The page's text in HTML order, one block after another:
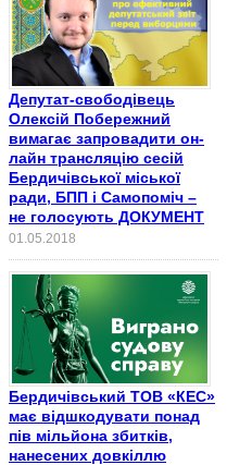
Депутат-свободівець
Олексій Побережний
вимагає запровадити он-
лайн трансляцію сесій
Бердичівської міської
ради, БПП і Самопоміч –
не голосують ДОКУМЕНТ
01.05.2018
Бердичівський ТОВ «КЕС»
має відшкодувати понад
пів мільйона збитків,
нанесених довкіллю